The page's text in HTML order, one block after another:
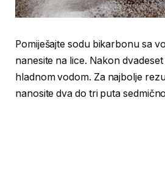
Pomiješajte sodu bikarbonu sa
nanesite na lice. Nakon
hladnom vodom. Za najbolje
nanosite dva do tri puta